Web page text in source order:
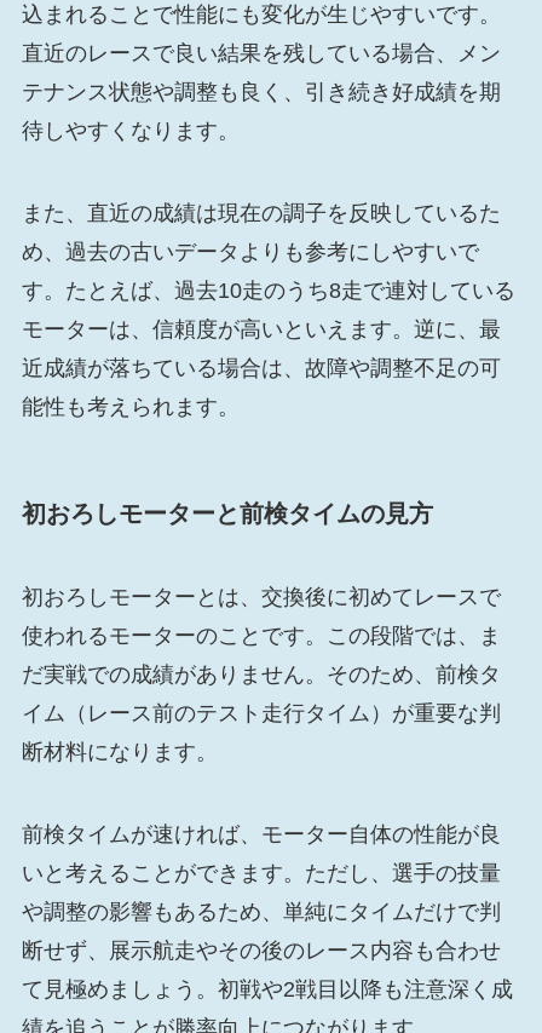
込まれることで性能にも変化が生じやすいです。
直近のレースで良い結果を残している場合、メン
テナンス状態や調整も良く、引き続き好成績を期
待しやすくなります。
また、直近の成績は現在の調子を反映しているた
め、過去の古いデータよりも参考にしやすいで
す。たとえば、過去10走のうち8走で連対している
モーターは、信頼度が高いといえます。逆に、最
近成績が落ちている場合は、故障や調整不足の可
能性も考えられます。
初おろしモーターと前検タイムの見方
初おろしモーターとは、交換後に初めてレースで
使われるモーターのことです。この段階では、ま
だ実戦での成績がありません。そのため、前検タ
イム（レース前のテスト走行タイム）が重要な判
断材料になります。
前検タイムが速ければ、モーター自体の性能が良
いと考えることができます。ただし、選手の技量
や調整の影響もあるため、単純にタイムだけで判
断せず、展示航走やその後のレース内容も合わせ
て見極めましょう。初戦や2戦目以降も注意深く成